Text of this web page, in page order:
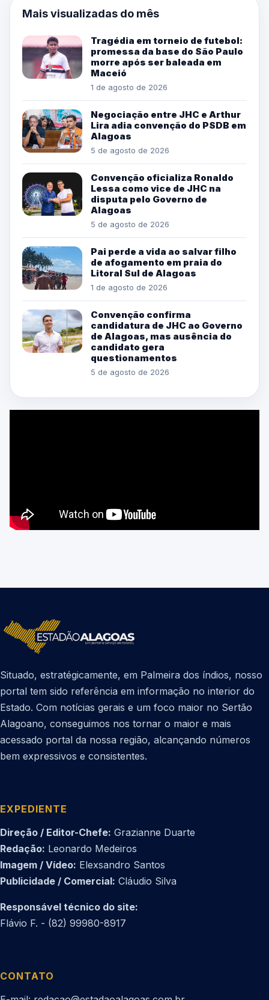
Mais visualizadas do mês
Tragédia em torneio de futebol:
promessa da base do São Paulo
morre após ser baleada em
Maceió
1 de agosto de 2026
Negociação entre JHC e Arthur
Lira adia convenção do PSDB em
Alagoas
5 de agosto de 2026
Convenção oficializa Ronaldo
Lessa como vice de JHC na
disputa pelo Governo de
Alagoas
5 de agosto de 2026
Pai perde a vida ao salvar filho
de afogamento em praia do
Litoral Sul de Alagoas
1 de agosto de 2026
Convenção confirma
candidatura de JHC ao Governo
de Alagoas, mas ausência do
candidato gera
questionamentos
5 de agosto de 2026
Situado, estratégicamente, em Palmeira dos índios, nosso
portal tem sido referência em informação no interior do
Estado. Com notícias gerais e um foco maior no Sertão
Alagoano, conseguimos nos tornar o maior e mais
acessado portal da nossa região, alcançando números
bem expressivos e consistentes.
EXPEDIENTE
Direção / Editor-Chefe: Grazianne Duarte
Redação: Leonardo Medeiros
Imagem / Vídeo: Elexsandro Santos
Publicidade / Comercial: Cláudio Silva
Responsável técnico do site:
Flávio F. - (82) 99980-8917
CONTATO